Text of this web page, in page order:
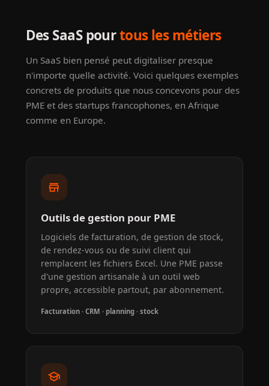
Des SaaS pourtous les métiers
Un SaaS bien pensé peut digitaliser presque
n'importe quelle activité. Voici quelques exemples
concrets de produits que nous concevons pour des
PME et des startups francophones, en Afrique
comme en Europe.
store
Outils de gestion pour PME
Logiciels de facturation, de gestion de stock,
de rendez-vous ou de suivi client qui
remplacent les fichiers Excel. Une PME passe
d'une gestion artisanale à un outil web
propre, accessible partout, par abonnement.
Facturation · CRM · planning · stock
school